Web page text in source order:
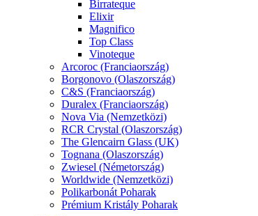
Birrateque
Elixir
Magnifico
Top Class
Vinoteque
Arcoroc (Franciaország)
Borgonovo (Olaszország)
C&S (Franciaország)
Duralex (Franciaország)
Nova Via (Nemzetközi)
RCR Crystal (Olaszország)
The Glencairn Glass (UK)
Tognana (Olaszország)
Zwiesel (Németország)
Worldwide (Nemzetközi)
Polikarbonát Poharak
Prémium Kristály Poharak